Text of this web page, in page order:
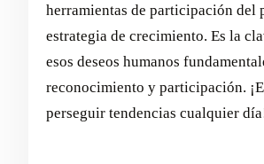
herramientas de participación del
estrategia de crecimiento. Es la
esos deseos humanos
reconocimiento y participación.
perseguir tendencias cualquier